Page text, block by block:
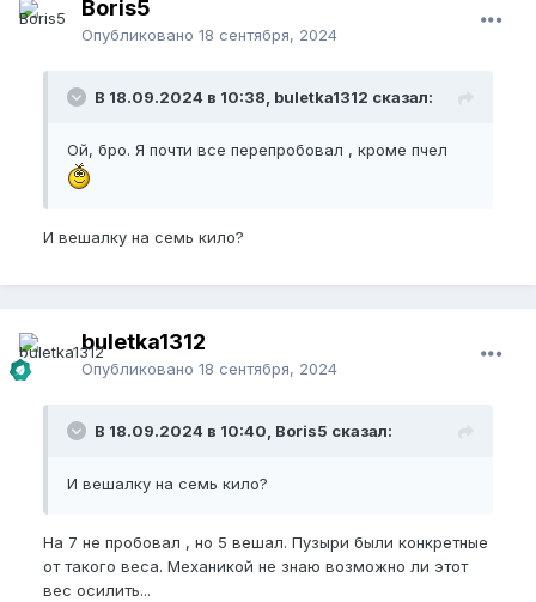
Boris5
Опубликовано 18 сентября, 2024
В 18.09.2024 в 10:38, buletka1312 сказал:
Ой, бро. Я почти все перепробовал , кроме пчел
И вешалку на семь кило?
buletka1312
Опубликовано 18 сентября, 2024
В 18.09.2024 в 10:40, Boris5 сказал:
И вешалку на семь кило?
На 7 не пробовал , но 5 вешал. Пузыри были конкретные
от такого веса. Механикой не знаю возможно ли этот
вес осилить...